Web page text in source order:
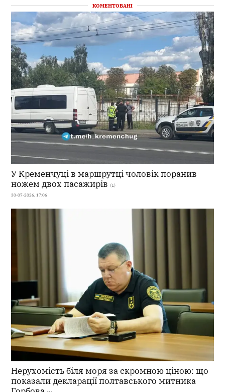
КОМЕНТОВАНІ
У Кременчуці в маршрутці чоловік поранив
ножем двох пасажирів (1)
30-07-2026, 17:06
Нерухомість біля моря за скромною ціною: що
показали декларації полтавського митника